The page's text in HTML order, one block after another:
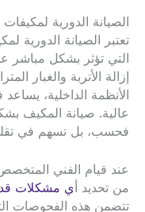
الصيانة الدورية
تعتبر الصيانة الدورية
التي تؤثر بشكل مباشر
إزالة الأتربة والغبار
الأنظمة الداخلية،
عالية. صيانة المكيف
فحسب، بل تسهم في
عند قيام الفني
من تحديد أ ي مشكلات قد
تتضمن هذه الفحوصات